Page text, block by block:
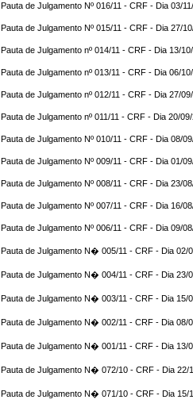
Pauta de Julgamento Nº 016/11 - CRF - Dia 03/
Pauta de Julgamento Nº 015/11 - CRF - Dia 27/
Pauta de Julgamento nº 014/11 - CRF - Dia 13/
Pauta de Julgamento nº 013/11 - CRF - Dia 06/
Pauta de Julgamento nº 012/11 - CRF - Dia 27/
Pauta de Julgamento nº 011/11 - CRF - Dia 20/
Pauta de Julgamento Nº 010/11 - CRF - Dia 08/
Pauta de Julgamento Nº 009/11 - CRF - Dia 01/
Pauta de Julgamento Nº 008/11 - CRF - Dia 23/
Pauta de Julgamento Nº 007/11 - CRF - Dia 16/
Pauta de Julgamento Nº 006/11 - CRF - Dia 09/
Pauta de Julgamento N� 005/11 - CRF - Dia 02/
Pauta de Julgamento N� 004/11 - CRF - Dia 23/
Pauta de Julgamento N� 003/11 - CRF - Dia 15/
Pauta de Julgamento N� 002/11 - CRF - Dia 08/
Pauta de Julgamento N� 001/11 - CRF - Dia 13/
Pauta de Julgamento N� 072/10 - CRF - Dia 22/
Pauta de Julgamento N� 071/10 - CRF - Dia 15/